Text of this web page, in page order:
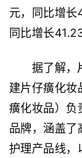
元，同比增长
同比增长
据了解，
建片仔癀化妆
癀化妆品）负
品牌，涵盖了
护理产品线，